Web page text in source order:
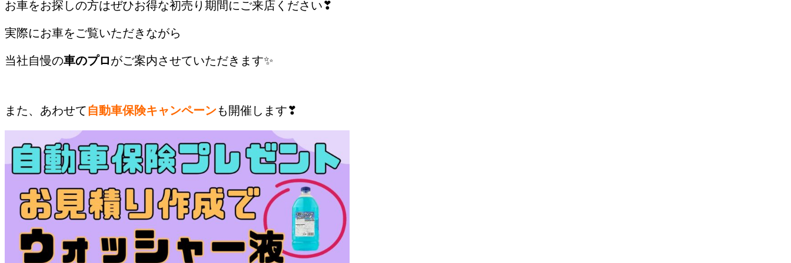
お車をお探しの方はぜひお得な初売り期間にご来店ください❣
実際にお車をご覧いただきながら
当社自慢の車のプロがご案内させていただきます✨
また、あわせて自動車保険キャンペーンも開催します❣